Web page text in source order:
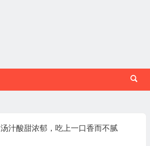
汤汁酸甜浓郁，吃上一口香而不腻